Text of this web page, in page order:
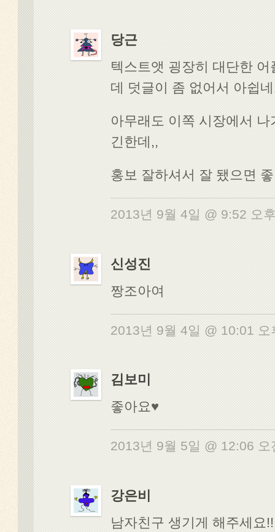
당근
텍스트앳 굉장히 대단한
데 덧글이 좀 없어서 아쉽
아무래도 이쪽 시장에서
긴한데,,
홍보 잘하셔서 잘 됐으면
2013년 9월 4일 @ 9:52 오
신성진
짱조아여
2013년 9월 4일 @ 10:01
김보미
좋아요♥
2013년 9월 5일 @ 12:06
강은비
남자친구 생기게 해주세요